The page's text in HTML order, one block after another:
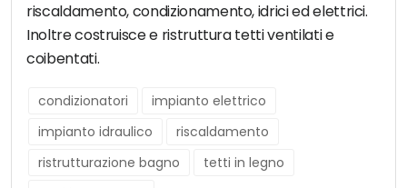
riscaldamento, condizionamento, idrici ed elettrici.
Inoltre costruisce e ristruttura tetti ventilati e
coibentati.
condizionatori
impianto elettrico
impianto idraulico
riscaldamento
ristrutturazione bagno
tetti in legno